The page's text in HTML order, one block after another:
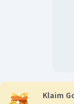
Klaim